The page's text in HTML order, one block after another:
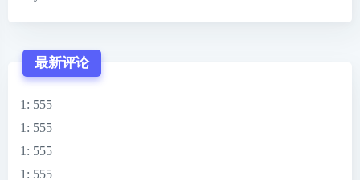
最新评论
1 : 555
1 : 555
1 : 555
1 : 555